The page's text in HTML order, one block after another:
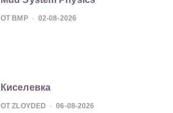
ОТ BMP 02-08-2026
Киселевка
ОТ ZLOYDED 06-08-2026